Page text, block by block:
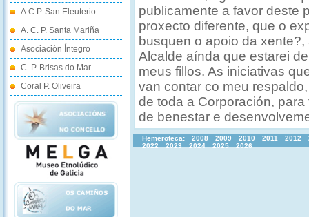
A.C.P. San Eleuterio
A. C. P. Santa Mariña
Asociación Íntegro
C. P. Brisas do Mar
Coral P. Oliveira
publicamente a favor deste
proxecto diferente, que o
busquen o apoio da
Alcalde aínda que estarei
meus fillos. As iniciativas
van contar co meu
de toda a Corporación,
de benestar e
Hemeroteca: 2008 2009 2010 2011 2012
2022
2023 2024 2025 2026